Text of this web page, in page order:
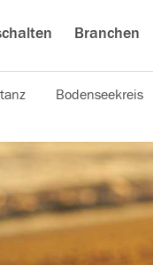
Branchen
Bodenseekreis